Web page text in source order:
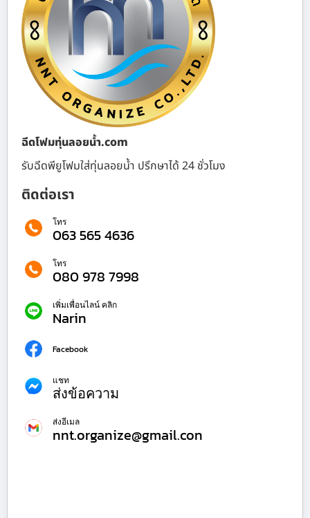
ฉีดโฟมทุ่นลอยน้ำ.com
รับฉีดพียูโฟมใส่ทุ่นลอยน้ำ ปรึกษาได้ 24 ชั่วโมง
ติดต่อเรา
โทร
063 565 4636
โทร
080 978 7998
เพิ่มเพื่อนไลน์ คลิก
Narin
Facebook
แชท
ส่งข้อความ
ส่งอีเมล
nnt.organize@gmail.con